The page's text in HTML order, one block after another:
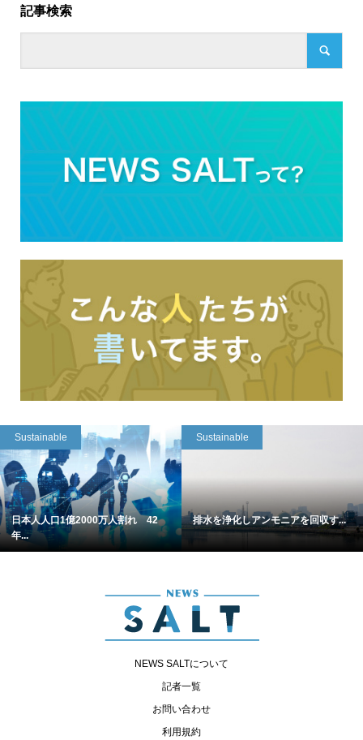
記事検索
Sustainable
日本人人口1億2000万人割れ 42
年...
Sustainable
排水を浄化しアンモニアを回収す...
NEWS SALTについて
記者一覧
お問い合わせ
利用規約